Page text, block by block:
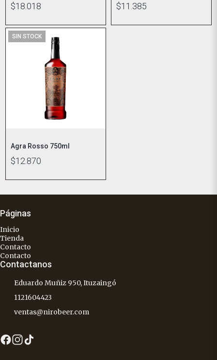
$18.018 $11.385
SIN STOCK
Agra Rosso 750ml
$12.870
Páginas
Inicio
Tienda
Contacto
Contacto
Contactanos
Eduardo Muñiz 950, Ituzaingó
1121604423
ventas@nirobeer.com